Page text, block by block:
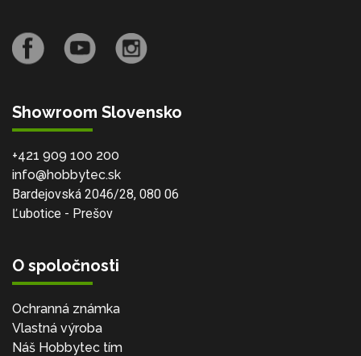
Showroom Slovensko
+421 909 100 200
info@hobbytec.sk
Bardejovská 2046/28, 080 06
Ľubotice - Prešov
O spoločnosti
Ochranná známka
Vlastná výroba
Náš Hobbytec tím